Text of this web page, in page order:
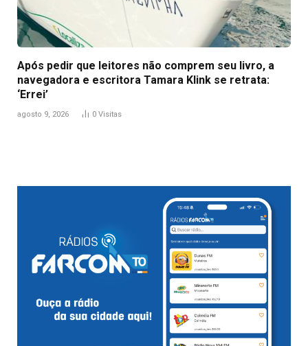
Após pedir que leitores não comprem seu livro, a
navegadora e escritora Tamara Klink se retrata:
‘Errei’
agosto 9, 2026 0 Visitas